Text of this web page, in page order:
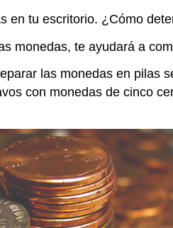
tu escritorio. ¿Cómo
monedas, te ayudará a
las monedas en pilas
con monedas de cinco